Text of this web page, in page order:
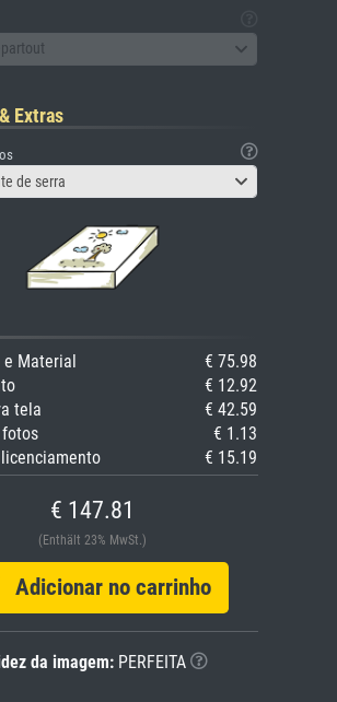
Extras
de serra
e Material
€ 75.98
€ 12.92
tela
€ 42.59
fotos
€ 1.13
€ 15.19
€ 147.81
(Enthält 23% MwSt.)
no carrinho
da imagem: PERFEITA